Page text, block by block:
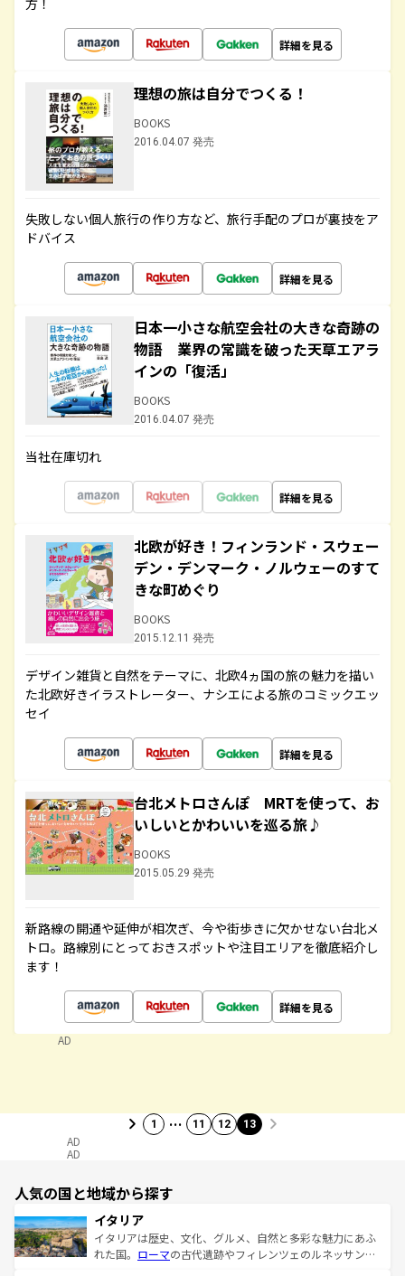
方！
詳細を見る
理想の旅は自分でつくる！
BOOKS
2016.04.07 発売
失敗しない個人旅行の作り方など、旅行手配のプロが裏技をア
ドバイス
詳細を見る
日本一小さな航空会社の大きな奇跡の
物語 業界の常識を破った天草エアラ
インの「復活」
BOOKS
2016.04.07 発売
当社在庫切れ
詳細を見る
北欧が好き！フィンランド・スウェー
デン・デンマーク・ノルウェーのすて
きな町めぐり
BOOKS
2015.12.11 発売
デザイン雑貨と自然をテーマに、北欧4ヵ国の旅の魅力を描い
た北欧好きイラストレーター、ナシエによる旅のコミックエッ
セイ
詳細を見る
台北メトロさんぽ MRTを使って、お
いしいとかわいいを巡る旅♪
BOOKS
2015.05.29 発売
新路線の開通や延伸が相次ぎ、今や街歩きに欠かせない台北メ
トロ。路線別にとっておきスポットや注目エリアを徹底紹介し
ます！
詳細を見る
AD
1 … 11 12 13
AD
AD
人気の国と地域から探す
イタリア
イタリアは歴史、文化、グルメ、自然と多彩な魅力にあふ
れた国。 ローマの古代遺跡やフィレンツェのルネッサンス